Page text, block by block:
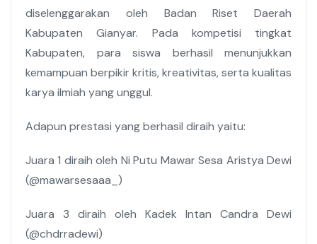
diselenggarakan oleh Badan Riset Daerah
Kabupaten Gianyar. Pada kompetisi tingkat
Kabupaten, para siswa berhasil menunjukkan
kemampuan berpikir kritis, kreativitas, serta kualitas
karya ilmiah yang unggul.
Adapun prestasi yang berhasil diraih yaitu:
Juara 1 diraih oleh Ni Putu Mawar Sesa Aristya Dewi
(@mawarsesaaa_)
Juara 3 diraih oleh Kadek Intan Candra Dewi
(@chdrradewi)